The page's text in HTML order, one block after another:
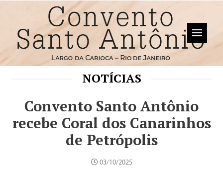
NOTÍCIAS
Convento Santo Antônio
recebe Coral dos Canarinhos
de Petrópolis
03/10/2025